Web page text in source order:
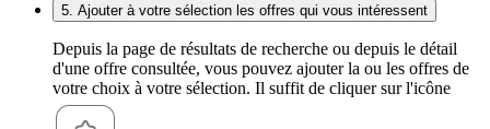
5. Ajouter à votre sélection les offres qui vous intéressent
Depuis la page de résultats de recherche ou depuis le détail
d'une offre consultée, vous pouvez ajouter la ou les offres de
votre choix à votre sélection. Il suffit de cliquer sur l'icône